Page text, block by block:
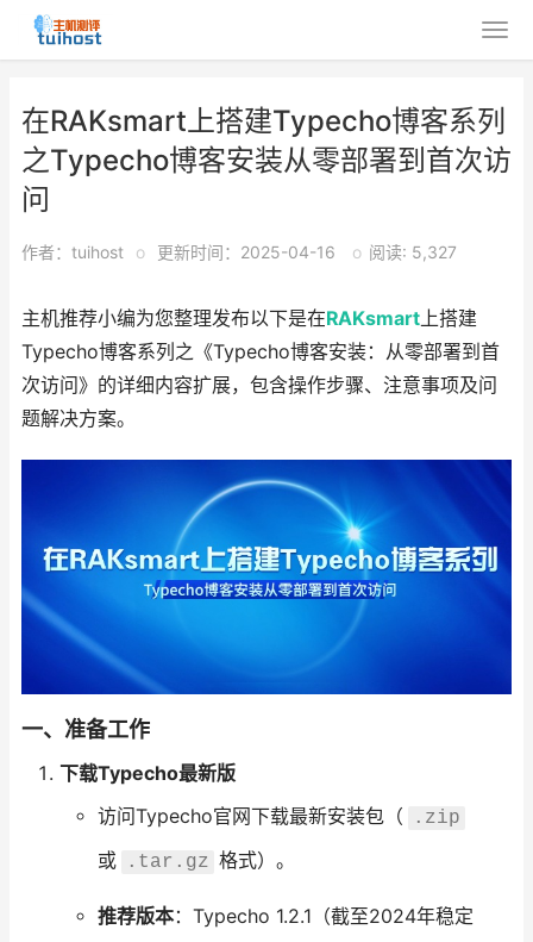
在RAKsmart上搭建Typecho博客系列
之Typecho博客安装从零部署到首次访
问
作者：tuihost o 更新时间：2025-04-16 o 阅读: 5,327
主机推荐小编为您整理发布以下是在RAKsmart上搭建
Typecho博客系列之《Typecho博客安装：从零部署到首
次访问》的详细内容扩展，包含操作步骤、注意事项及问
题解决方案。
一、准备工作
下载Typecho最新版
访问Typecho官网下载最新安装包（
.zip
或 .tar.gz 格式）。
推荐版本：Typecho 1.2.1（截至2024年稳定